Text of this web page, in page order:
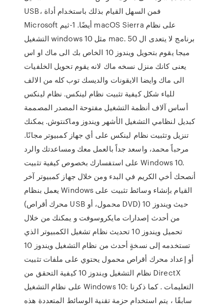
USB، فمن السهل القيام بذلك باستخدام أداة
Microsoft أيضًا. 1-ثيم macOS Sierra على نظام
التشغيل windows 10 مثل mac. برنامج لا يتعدى ال 50
ميجا يقوم بتحويل ويندوز 10 الخاص بك الى ماك او اس
يعنى كانك منزل نسخه ماك لانه يقوم تحويل الخلفيات
الى ماك وايضا الايقونات والديسك توب كله من الالف
للياء شكل كيفية تثبيت نظام لينكس. نظام لينكس
أساس آلاف أنظمة التشغيل مفتوحة المصدر المصممة
كبديل لنظامي التشغيل الأشهر ويندوز وماكنتوش. يمكنك
تنزيل وتثبيت نظام لينكس على أي جهاز كمبيوتر مجانًا.
مرحباً محمد، واسعد جداً بالعمل معك ومساعدتك والرد
على استفسارك بخصوص كيفية تثبيت Windows 10.
أنصحك أخي الكريم في البدء ومن خلال جهاز كمبيوتر آخر
يعمل بنظام Windows القيام بإنشاء وسائط تثبيت على
(محرك أقراص USB محمول، أو DVD) حيث ويندوز 10
من أحدث إصدارات مايكروسوفت و يمكنك من خلال
تحميل ويندوز 10 تحديث نظام تشغيل الكمبيوتر الذي
تستخدمه إلى نسخةٍ أحدث من نظام التشغيل ويندوز 10
أو إعداد محرك أقراص محمول يحتوي على ملفات تثبيت
نظام التشغيل ويندوز 10 كيفية التحقق من DirectX
على نظام التشغيل Windows 10: التعليمات . كما ذكرنا
سابقًا ، يتم استخدام حزمة تقنية الوسائط المتعددة هذه